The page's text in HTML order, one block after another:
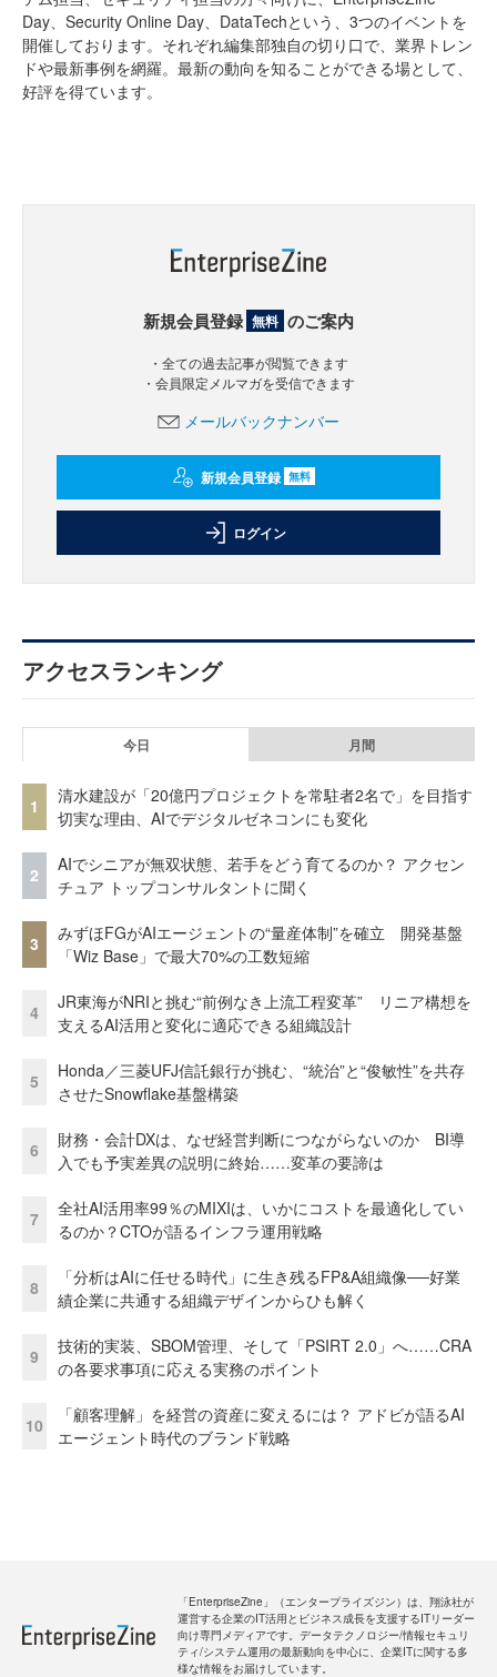
Day、Security Online Day、DataTechという、3つのイベントを
開催しております。それぞれ編集部独自の切り口で、業界トレン
ドや最新事例を網羅。最新の動向を知ることができる場として、
好評を得ています。
新規会員登録 無料 のご案内
・全ての過去記事が閲覧できます
・会員限定メルマガを受信できます
メールバックナンバー
新規会員登録 無料
ログイン
アクセスランキング
今日 月間
1
清水建設が「20億円プロジェクトを常駐者2名で」を目指す
切実な理由、AIでデジタルゼネコンにも変化
2
AIでシニアが無双状態、若手をどう育てるのか？ アクセン
チュア トップコンサルタントに聞く
3
みずほFGがAIエージェントの“量産体制”を確立 開発基盤
「Wiz Base」で最大70%の工数短縮
4
JR東海がNRIと挑む“前例なき上流工程変革” リニア構想を
支えるAI活用と変化に適応できる組織設計
5
Honda／三菱UFJ信託銀行が挑む、“統治”と“俊敏性”を共存
させたSnowflake基盤構築
6
財務・会計DXは、なぜ経営判断につながらないのか BI導
入でも予実差異の説明に終始……変革の要諦は
7
全社AI活用率99％のMIXIは、いかにコストを最適化してい
るのか？CTOが語るインフラ運用戦略
8
「分析はAIに任せる時代」に生き残るFP&A組織像──好業
績企業に共通する組織デザインからひも解く
9
技術的実装、SBOM管理、そして「PSIRT 2.0」へ……CRA
の各要求事項に応える実務のポイント
10
「顧客理解」を経営の資産に変えるには？ アドビが語るAI
エージェント時代のブランド戦略
「EnterpriseZine」（エンタープライズジン）は、翔泳社が
運営する企業のIT活用とビジネス成長を支援するITリーダー
向け専門メディアです。データテクノロジー/情報セキュリ
ティ/システム運用の最新動向を中心に、企業ITに関する多
様な情報をお届けしています。